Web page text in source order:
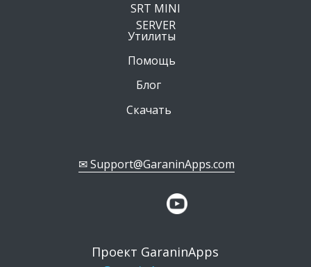
Проект GaraninApps
SRT MINI
SERVER
Утилиты
Помощь
✉ Support@GaraninApps.com
Блог
Скачать